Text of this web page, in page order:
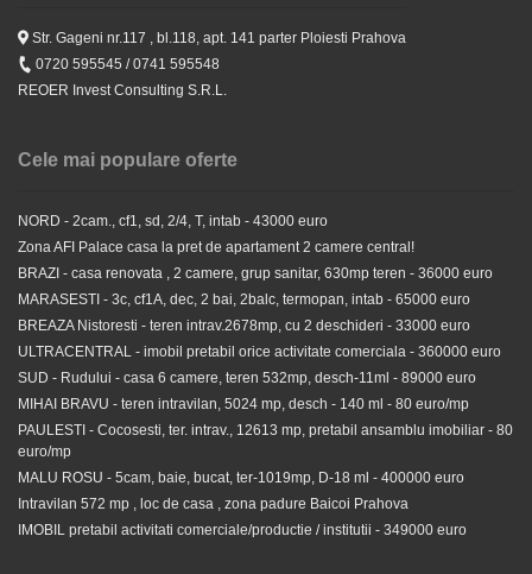
Str. Gageni nr.117 , bl.118, apt. 141 parter Ploiesti Prahova
0720 595545 / 0741 595548
REOER Invest Consulting S.R.L.
Cele mai populare oferte
NORD - 2cam., cf1, sd, 2/4, T, intab - 43000 euro
Zona AFI Palace casa la pret de apartament 2 camere central!
BRAZI - casa renovata , 2 camere, grup sanitar, 630mp teren - 36000 euro
MARASESTI - 3c, cf1A, dec, 2 bai, 2balc, termopan, intab - 65000 euro
BREAZA Nistoresti - teren intrav.2678mp, cu 2 deschideri - 33000 euro
ULTRACENTRAL - imobil pretabil orice activitate comerciala - 360000 euro
SUD - Rudului - casa 6 camere, teren 532mp, desch-11ml - 89000 euro
MIHAI BRAVU - teren intravilan, 5024 mp, desch - 140 ml - 80 euro/mp
PAULESTI - Cocosesti, ter. intrav., 12613 mp, pretabil ansamblu imobiliar - 80
euro/mp
MALU ROSU - 5cam, baie, bucat, ter-1019mp, D-18 ml - 400000 euro
Intravilan 572 mp , loc de casa , zona padure Baicoi Prahova
IMOBIL pretabil activitati comerciale/productie / institutii - 349000 euro